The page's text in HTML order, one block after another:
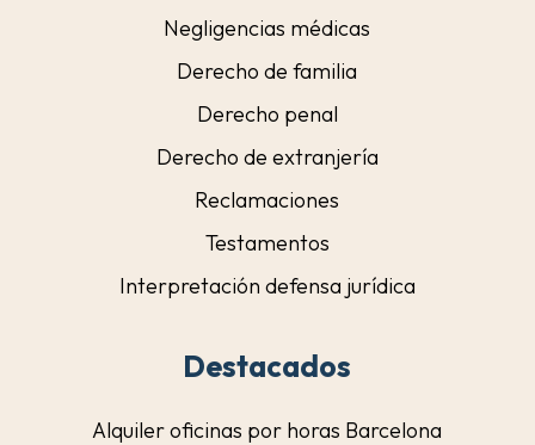
Negligencias médicas
Derecho de familia
Derecho penal
Derecho de extranjería
Reclamaciones
Testamentos
Interpretación defensa jurídica
Destacados
Alquiler oficinas por horas Barcelona